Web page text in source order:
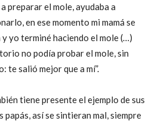
preparar el mole, ayudaba a
en ese momento mi mamá se
yo terminé haciendo el mole (…)
no podía probar el mole, sin
te salió mejor que a mí”.
tiene presente el ejemplo de sus
papás, así se sintieran mal, siempre